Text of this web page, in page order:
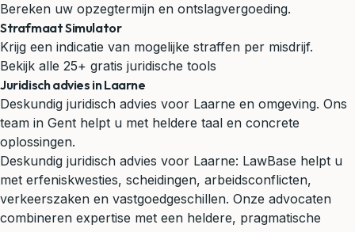
Bereken uw opzegtermijn en ontslagvergoeding.
Strafmaat Simulator
Krijg een indicatie van mogelijke straffen per misdrijf.
Bekijk alle 25+ gratis juridische tools
Juridisch advies in Laarne
Deskundig juridisch advies voor Laarne en omgeving. Ons
team in Gent helpt u met heldere taal en concrete
oplossingen.
Deskundig juridisch advies voor Laarne: LawBase helpt u
met erfeniskwesties, scheidingen, arbeidsconflicten,
verkeerszaken en vastgoedgeschillen. Onze advocaten
combineren expertise met een heldere, pragmatische